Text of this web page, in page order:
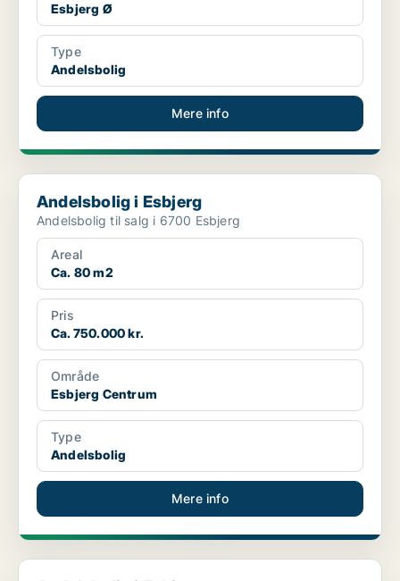
Esbjerg Ø
Type
Andelsbolig
Mere info
Andelsbolig i Esbjerg
Andelsbolig i Esbjerg
Andelsbolig til salg i 6700 Esbjerg
Areal
Ca. 80 m2
Pris
Ca. 750.000 kr.
Område
Esbjerg Centrum
Type
Andelsbolig
Mere info
Andelsbolig i Esbjerg